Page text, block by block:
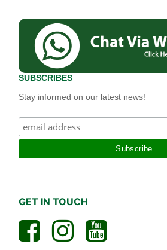
SUBSCRIBES
Stay informed on our latest news!
GET IN TOUCH